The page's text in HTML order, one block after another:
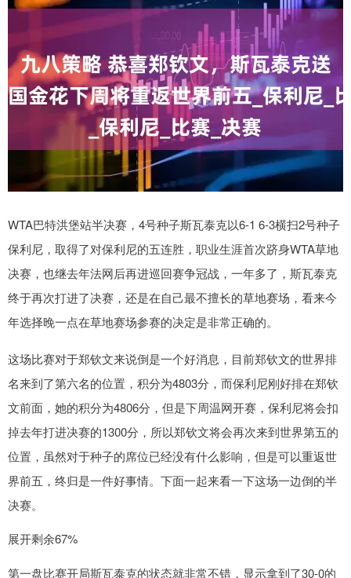
WTA巴特洪堡站半决赛，4号种子斯瓦泰克以6-1 6-3横扫2号种子
保利尼，取得了对保利尼的五连胜，职业生涯首次跻身WTA草地
决赛，也继去年法网后再进巡回赛争冠战，一年多了，斯瓦泰克
终于再次打进了决赛，还是在自己最不擅长的草地赛场，看来今
年选择晚一点在草地赛场参赛的决定是非常正确的。
这场比赛对于郑钦文来说倒是一个好消息，目前郑钦文的世界排
名来到了第六名的位置，积分为4803分，而保利尼刚好排在郑钦
文前面，她的积分为4806分，但是下周温网开赛，保利尼将会扣
掉去年打进决赛的1300分，所以郑钦文将会再次来到世界第五的
位置，虽然对于种子的席位已经没有什么影响，但是可以重返世
界前五，终归是一件好事情。下面一起来看一下这场一边倒的半
决赛。
展开剩余67%
第一盘比赛开局斯瓦泰克的状态就非常不错，显示拿到了30-0的